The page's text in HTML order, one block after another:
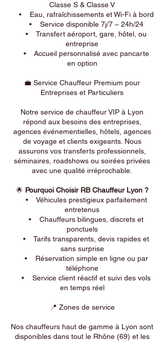
Classe S & Classe V
• Eau, rafraîchissements et Wi-Fi à bord
• Service disponible 7j/7 – 24h/24
• Transfert aéroport, gare, hôtel, ou
entreprise
• Accueil personnalisé avec pancarte
en option
💼 Service Chauffeur Premium pour
Entreprises et Particuliers
Notre service de chauffeur VIP à Lyon
répond aux besoins des entreprises,
agences événementielles, hôtels, agences
de voyage et clients exigeants. Nous
assurons vos transferts professionnels,
séminaires, roadshows ou soirées privées
avec une qualité irréprochable.
🌟 Pourquoi Choisir RB Chauffeur Lyon ?
• Véhicules prestigieux parfaitement
entretenus
• Chauffeurs bilingues, discrets et
ponctuels
• Tarifs transparents, devis rapides et
sans surprise
• Réservation simple en ligne ou par
téléphone
• Service client réactif et suivi des vols
en temps réel
📍 Zones de service
Nos chauffeurs haut de gamme à Lyon sont
disponibles dans tout le Rhône (69) et les